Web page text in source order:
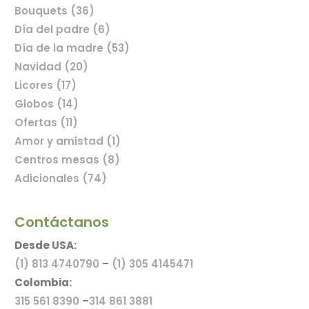
Comprar flores en línea
Bouquets (36)
Día del padre (6)
Día de la madre (53)
Navidad (20)
Licores (17)
Globos (14)
Ofertas (11)
Amor y amistad (1)
Centros mesas (8)
Adicionales (74)
Contáctanos
Desde USA:
(1) 813 4740790 – (1) 305 4145471
Colombia:
315 561 8390 –314 861 3881